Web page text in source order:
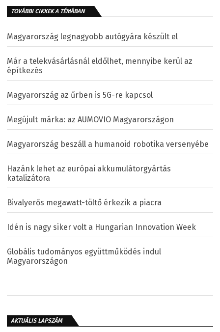
TOVÁBBI CIKKEK A TÉMÁBAN
Magyarország legnagyobb autógyára készült el
Már a telekvásárlásnál eldőlhet, mennyibe kerül az
építkezés
Magyarország az űrben is 5G-re kapcsol
Megújult márka: az AUMOVIO Magyarországon
Magyarország beszáll a humanoid robotika versenyébe
Hazánk lehet az európai akkumulátorgyártás
katalizátora
Bivalyerős megawatt-töltő érkezik a piacra
Idén is nagy siker volt a Hungarian Innovation Week
Globális tudományos együttműködés indul
Magyarországon
AKTUÁLIS LAPSZÁM